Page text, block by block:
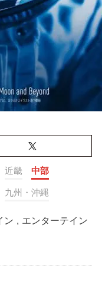
近畿 中部
九州・沖縄
ン , エンターテイン